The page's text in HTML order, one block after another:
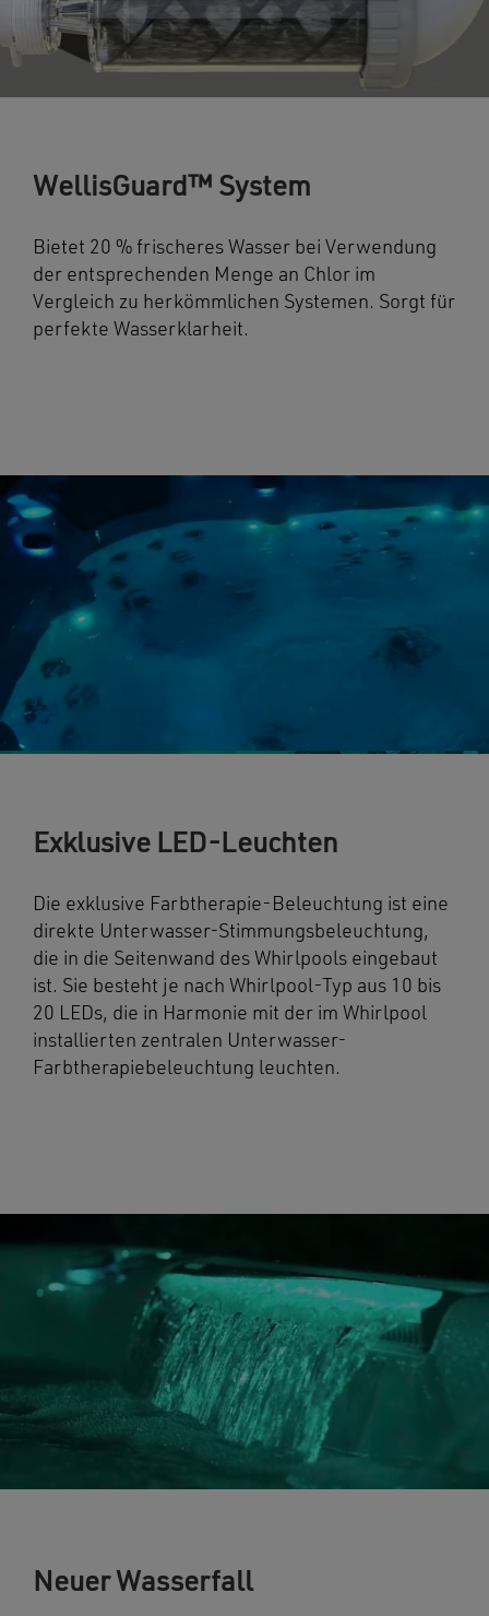
WellisGuard™ System
Bietet 20 % frischeres Wasser bei Verwendung
der entsprechenden Menge an Chlor im
Vergleich zu herkömmlichen Systemen. Sorgt für
perfekte Wasserklarheit.
Exklusive LED-Leuchten
Die exklusive Farbtherapie-Beleuchtung ist eine
direkte Unterwasser-Stimmungsbeleuchtung,
die in die Seitenwand des Whirlpools eingebaut
ist. Sie besteht je nach Whirlpool-Typ aus 10 bis
20 LEDs, die in Harmonie mit der im Whirlpool
installierten zentralen Unterwasser-
Farbtherapiebeleuchtung leuchten.
Neuer Wasserfall